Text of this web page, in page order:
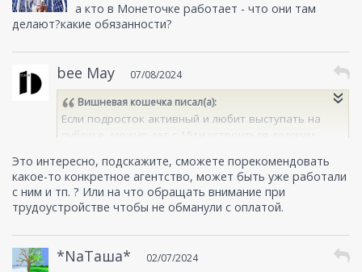
а кто в Монеточке работает - что они там
делают?какие обязанности?
bee May
07/08/2024
Вишневая кошечкаписал(а):
Если подросток активный и любит выступать на
в случае, если подросток выгляди старше своих
лет, если выглядит младше, то не примут). Для
начала как помощник аниматора на выезды, а
потом уже, если хорошо себя покажет, и как
основной аниматор. Оплата от 500р/час
но
это не официальное трудоустройство, а
Это интересно, подскажите, сможете порекомендовать
какое-то конкретное агентство, может быть уже работали
с ним и тп. ? Или на что обращать внимание при
трудоустройстве чтобы не обманули с оплатой.
*NaТаша* 02/07/2024